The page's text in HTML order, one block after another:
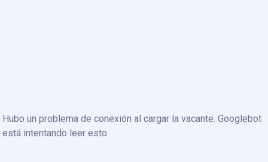
Hubo un problema de conexión al cargar la vacante. Googlebot
está intentando leer esto.